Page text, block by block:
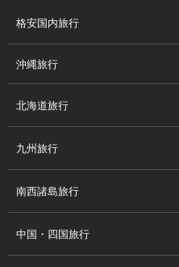
格安国内旅行
沖縄旅行
北海道旅行
九州旅行
南西諸島旅行
中国・四国旅行